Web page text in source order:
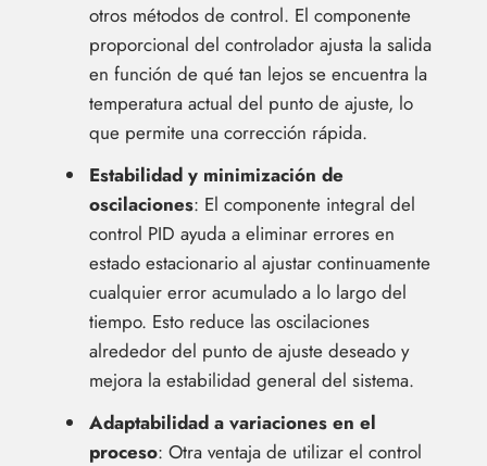
otros métodos de control. El componente
proporcional del controlador ajusta la salida
en función de qué tan lejos se encuentra la
temperatura actual del punto de ajuste, lo
que permite una corrección rápida.
Estabilidad y minimización de
oscilaciones: El componente integral del
control PID ayuda a eliminar errores en
estado estacionario al ajustar continuamente
cualquier error acumulado a lo largo del
tiempo. Esto reduce las oscilaciones
alrededor del punto de ajuste deseado y
mejora la estabilidad general del sistema.
Adaptabilidad a variaciones en el
proceso: Otra ventaja de utilizar el control